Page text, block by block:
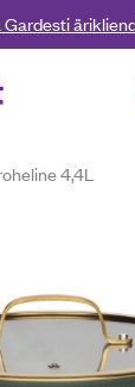
Gardest
4,4L